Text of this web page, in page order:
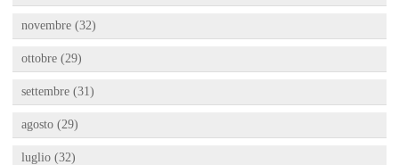
novembre (32)
ottobre (29)
settembre (31)
agosto (29)
luglio (32)